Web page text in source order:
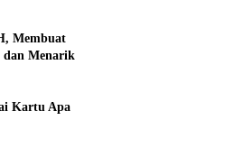
Membuat
dan Menarik
Kartu Apa